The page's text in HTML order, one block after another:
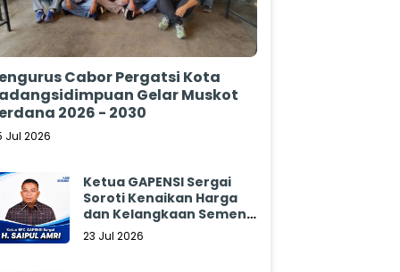
Cabor Pergatsi Kota
Gelar Muskot
2026 - 2030
Jul 2026
Ketua GAPENSI Sergai
Soroti Kenaikan Harga
dan Kelangkaan Semen,
Minta Pemerintah
23 Jul 2026